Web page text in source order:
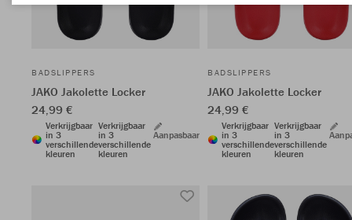
BADSLIPPERS
JAKO Jakolette Locker
24,99 €
Verkrijgbaar
in 3
verschillende
kleuren
Verkrijgbaar
in 3
verschillende
kleuren
Aanpasbaar
BADSLIPPERS
JAKO Jakolette Locker
24,99 €
Verkrijgbaar
in 3
verschillende
kleuren
Verkrijgbaar
in 3
verschillende
kleuren